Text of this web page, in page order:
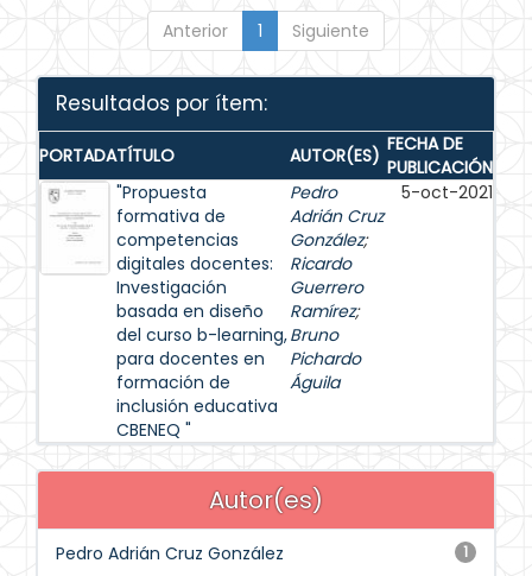
Anterior 1 Siguiente
Resultados por ítem:
PORTADATÍTULO AUTOR(ES) FECHA DE
PUBLICACIÓN
"Propuesta
formativa de
competencias
digitales docentes:
Investigación
basada en diseño
del curso b-learning,
para docentes en
formación de
inclusión educativa
CBENEQ "
Pedro
Adrián Cruz
González;
Ricardo
Guerrero
Ramírez;
Bruno
Pichardo
Águila
5-oct-2021
Autor(es)
1
Pedro Adrián Cruz González